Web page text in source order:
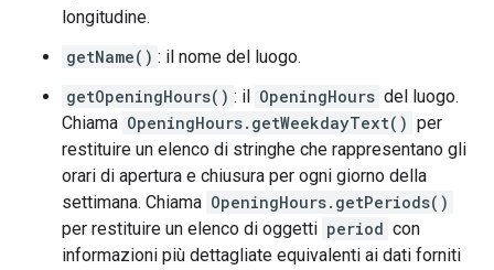
longitudine.
getName() : il nome del luogo.
getOpeningHours() : il OpeningHours del luogo.
Chiama OpeningHours.getWeekdayText() per
restituire un elenco di stringhe che rappresentano gli
orari di apertura e chiusura per ogni giorno della
settimana. Chiama OpeningHours.getPeriods()
per restituire un elenco di oggetti period con
informazioni più dettagliate equivalenti ai dati forniti